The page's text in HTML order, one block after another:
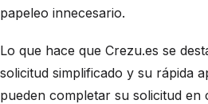
papeleo innecesario.
Lo que hace que Crezu.es se
solicitud simplificado y su rápida
pueden completar su solicitud en